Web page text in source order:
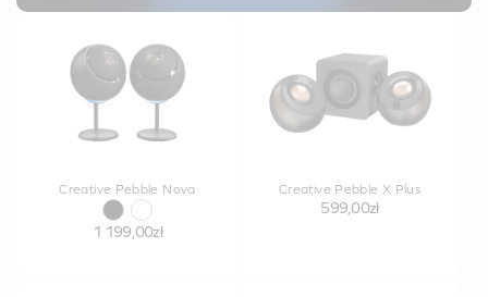
Creative Pebble Nova
1 199,00zł
Creative Pebble X Plus
599,00zł